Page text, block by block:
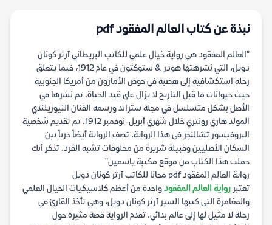
نبذة عن كتاب العالم المفقود pdf
"العالم المفقود هي رواية خيال علمي للكاتب البريطاني آرثر كونان
دويل، التي نشرهتها هودر & ستوكتون في عام 1912، فيما يتعلق
رحلة استكشافية إلى هضبة في حوض الأمازون من أمريكا الجنوبية
حيث حيوانات ما قبل التاريخ لا يزال على قيد الحياة. تم نشرها في
الأصل بشكل متسلسل في مجلة ستراند ورسمه الفنان النيوزيلندي
المولد هاري رونتري خلال شهري أبريل-نوفمبر 1912. تم تقديم شخصية
البروفيسور تشالنجر في هذا الرواية. تصف الرواية أيضاً حرباً بين
السكان الأصليين وقبيلة شريرة من مخلوقات تشبه القرد. تذكر أنك
حملت هذا الكتاب من موقع مكتبة ياسمين"
رواية العالم المفقود pdf مجانا للكاتب آرثر كونان دويل
تعتبر رواية العالم المفقودواحدة من أعظم كلاسيكيات الخيال العلمي
والمغامرة التي كتبها السير آرثر كونان دويل، وهي تأخذ القارئ في
رحلة لا مثيل لها إلى عالم بدائي. تقدم الرواية قصة مثيرة حول